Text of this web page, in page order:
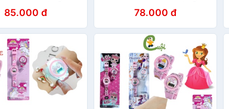
Bắp Ngô Kids cho
10 tuổi
85.000 đ
micky Xuân Cường Kids
cho bé từ 1 đến 10 tuổi
78.000 đ